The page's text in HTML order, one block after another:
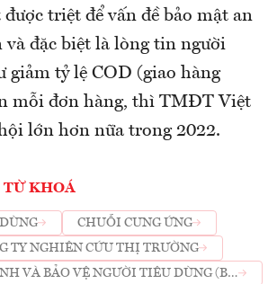
được triệt để vấn đề bảo mật an
đặc biệt là lòng tin người
giảm tỷ lệ COD (giao hàng
mỗi đơn hàng, thì TMĐT Việt
lớn hơn nữa trong 2022.
TỪ KHOÁ
CHUỖI CUNG ỨNG
TY NGHIÊN CỨU THỊ TRƯỜNG
VÀ BẢO VỆ NGƯỜI TIÊU DÙNG (BỘ